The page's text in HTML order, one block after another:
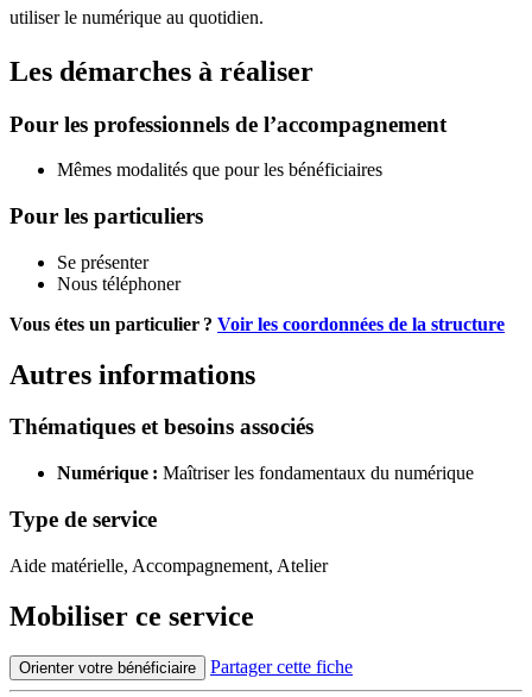
utiliser le numérique au quotidien.
Les démarches à réaliser
Pour les professionnels de l’accompagnement
Mêmes modalités que pour les bénéficiaires
Pour les particuliers
Se présenter
Nous téléphoner
Vous étes un particulier ? Voir les coordonnées de la structure
Autres informations
Thématiques et besoins associés
Numérique : Maîtriser les fondamentaux du numérique
Type de service
Aide matérielle, Accompagnement, Atelier
Mobiliser ce service
Orienter votre bénéficiaire Partager cette fiche